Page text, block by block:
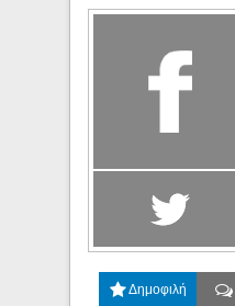
Δημοφιλή